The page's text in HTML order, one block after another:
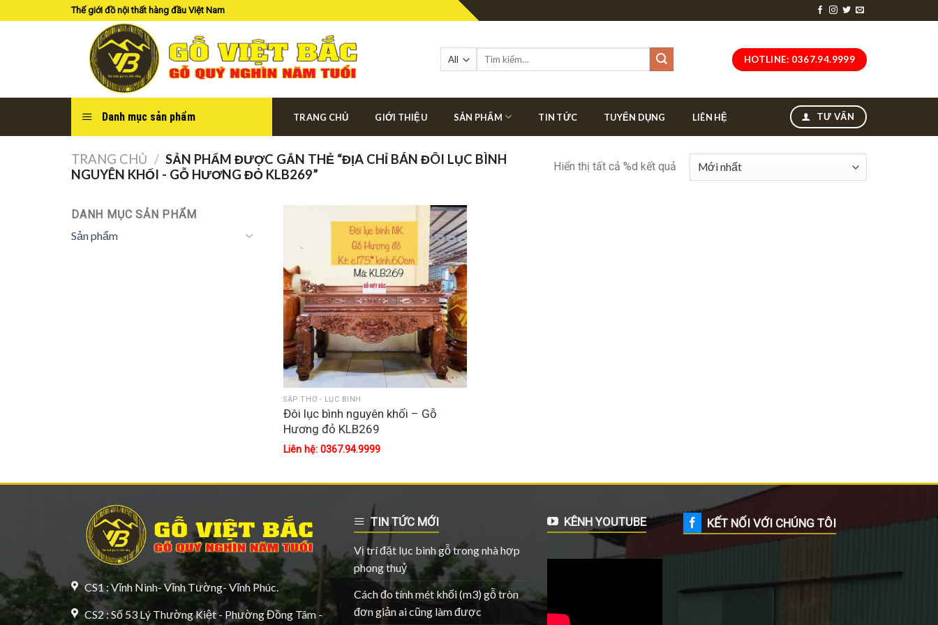
to
Thế giới đồ nội thất hàng đầu Việt Nam
Tìm
HOTLINE: 0367.94.9999
Danh mục sản phẩm TRANG CHỦ GIỚI THIỆU SẢN PHẨM TIN TỨC TUYỂN DỤNG LIÊN HỆ TƯ VẤN
TRANG CHỦ / SẢN PHẨM ĐƯỢC GẮN THẺ “ĐỊA CHỈ BÁN ĐÔI LỤC BÌNH
NGUYÊN KHỐI - GỖ HƯƠNG ĐỎ KLB269”
Hiển thị tất cả %d kết quả
DANH MỤC SẢN PHẨM
Sản phẩm
SẬP THỜ - LỤC BÌNH
Đôi lục bình nguyên khối – Gỗ
Hương đỏ KLB269
Liên hệ: 0367.94.9999
CS1 : Vĩnh Ninh- Vĩnh Tường- Vĩnh Phúc.
CS2 : Số 53 Lý Thường Kiệt - Phường Đồng Tâm -
TIN TỨC MỚI
Vị trí đặt lục bình gỗ trong nhà hợp
phong thuỷ
Cách đo tính mét khối (m3) gỗ tròn
đơn giản ai cũng làm được
KÊNH YOUTUBE KẾT NỐI VỚI CHÚNG TÔI